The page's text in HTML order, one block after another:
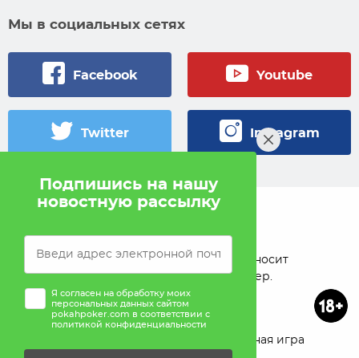
Мы в социальных сетях
Facebook Youtube
Twitter Instagram
Pokah не проводит игры на деньги. Сайт носит
исключительно информационный характер.
Ответственная игра
Подпишись на нашу
новостную рассылку
Я согласен на обработку моих
персональных данных сайтом
pokahpoker.com в соответствии с
политикой конфиденциальности